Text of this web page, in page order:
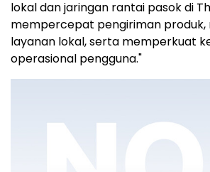
lokal dan jaringan rantai pasok di
mempercepat pengiriman produk,
layanan lokal, serta memperkuat
operasional pengguna."